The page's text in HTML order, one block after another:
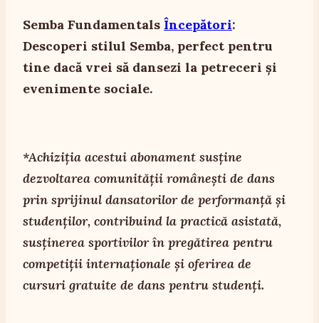
Semba Fundamentals Începători:
Descoperi stilul Semba, perfect pentru
tine dacă vrei să dansezi la petreceri și
evenimente sociale.
*Achiziția acestui abonament susține
dezvoltarea comunității românești de dans
prin sprijinul dansatorilor de performanță și
studenților, contribuind la practică asistată,
susținerea sportivilor în pregătirea pentru
competiții internaționale și oferirea de
cursuri gratuite de dans pentru studenți.